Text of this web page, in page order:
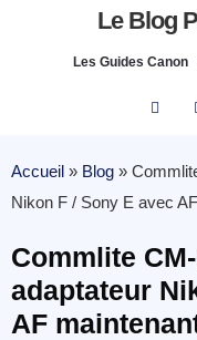
Le Blog
Les Guides Canon
Accueil » Blog »
Nikon F / Sony E avec
Commlite
adaptateur
AF